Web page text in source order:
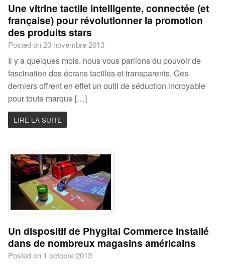
Une vitrine tactile intelligente, connectée (et
française) pour révolutionner la promotion
des produits stars
Posted on 20 novembre 2013
Il y a quelques mois, nous vous parlions du pouvoir de
fascination des écrans tactiles et transparents. Ces
derniers offrent en effet un outil de séduction incroyable
pour toute marque […]
LIRE LA SUITE
Un dispositif de Phygital Commerce installé
dans de nombreux magasins américains
Posted on 1 octobre 2013